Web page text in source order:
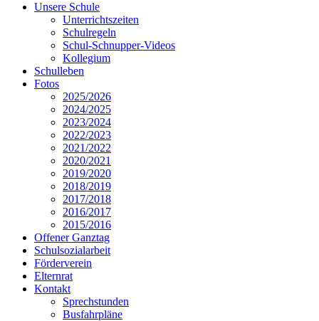
Unsere Schule
Unterrichtszeiten
Schulregeln
Schul-Schnupper-Videos
Kollegium
Schulleben
Fotos
2025/2026
2024/2025
2023/2024
2022/2023
2021/2022
2020/2021
2019/2020
2018/2019
2017/2018
2016/2017
2015/2016
Offener Ganztag
Schulsozialarbeit
Förderverein
Elternrat
Kontakt
Sprechstunden
Busfahrpläne